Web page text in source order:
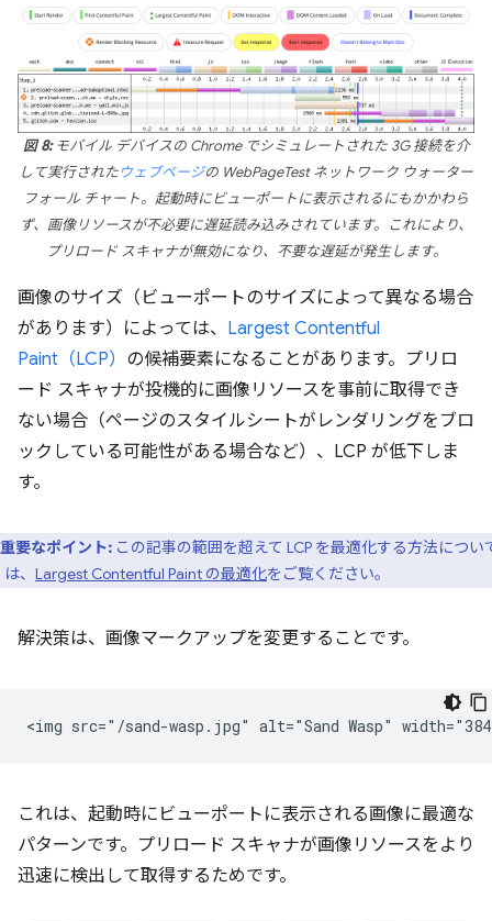
図 8:モバイル デバイスの Chrome でシミュレートされた 3G 接続を介
して実行されたウェブページの WebPageTest ネットワーク ウォーター
フォール チャート。起動時にビューポートに表示されるにもかかわら
ず、画像リソースが不必要に遅延読み込みされています。これにより、
プリロード スキャナが無効になり、不要な遅延が発生します。
画像のサイズ（ビューポートのサイズによって異なる場合
があります）によっては、 Largest Contentful
Paint（LCP） の候補要素になることがあります。プリロ
ード スキャナが投機的に画像リソースを事前に取得でき
ない場合（ページのスタイルシートがレンダリングをブロ
ックしている可能性がある場合など）、LCP が低下しま
す。
重要なポイント: この記事の範囲を超えて LCP を最適化する方法につい
、 Largest Contentful Paint の最適化をご覧ください。
解決策は、画像マークアップを変更することです。
これは、起動時にビューポートに表示される画像に最適な
パターンです。プリロード スキャナが画像リソースをより
迅速に検出して取得するためです。